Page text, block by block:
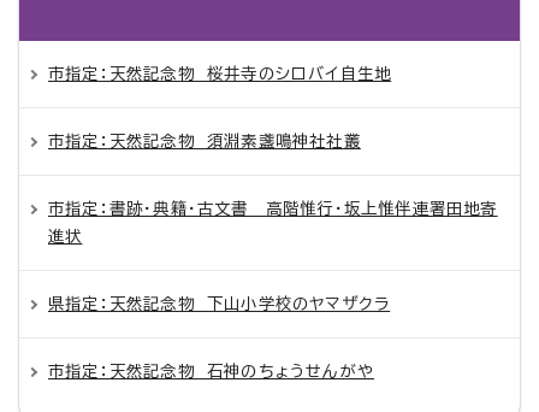
市指定：天然記念物 桜井寺のシロバイ自生地
市指定：天然記念物 須淵素盞鳴神社社叢
市指定：書跡・典籍・古文書 高階惟行・坂上惟伴連署田地寄
進状
県指定：天然記念物 下山小学校のヤマザクラ
市指定：天然記念物 石神のちょうせんがや